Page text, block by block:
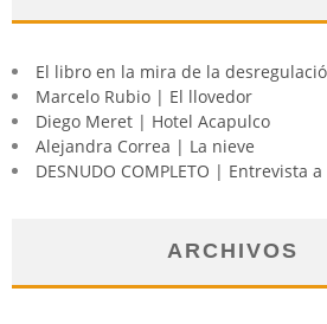
El libro en la mira de la
Marcelo Rubio | El llovedor
Diego Meret | Hotel Acapulco
Alejandra Correa | La nieve
DESNUDO COMPLETO | Entrevista
ARCHIVOS